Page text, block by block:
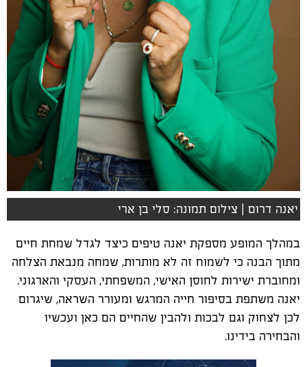
יאנה דרום | צילום תמונה: סלי בן ארי
במהלך המופע מספקת יאנה טיפים כיצד לגדל שמחת חיים
מתוך הבנה כי לשמוח זה לא מותרות, שמחה מנבאת הצלחה
ומחוברת ישירות לחוסן האישי, המשפחתי, העסקי והארגוני.
יאנה משתפת בסיפור חייה המרגש ומעורר השראה, שיגרום
לכן לצחוק וגם לבכות ולהבין שהחיים הם כאן ועכשיו
והבחירה בידינו.